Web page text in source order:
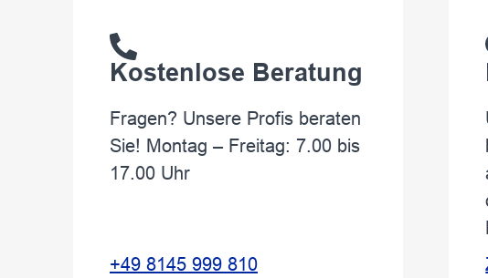
Kostenlose Beratung
Fragen? Unsere Profis beraten
Sie! Montag – Freitag: 7.00 bis
17.00 Uhr
+49 8145 999 810